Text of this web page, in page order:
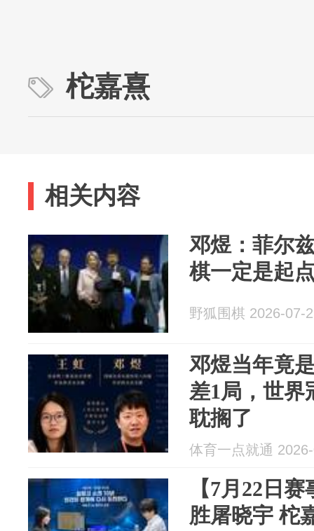
柁嘉熹
相关内容
邓煜：菲尔
棋一定是起
野狐围棋 2026-07-
邓煜当年竟
差1局，世界
耽搁了
体育一点就通
【7月22日
胜屠晓宇 柁